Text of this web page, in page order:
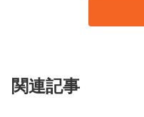
関連記事